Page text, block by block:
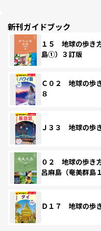
新刊ガイドブック
１５ 地球の歩
島①）３訂版
Ｃ０２ 地球の歩
８
Ｊ３３ 地球の歩
０２ 地球の歩
呂麻島（奄美群
Ｄ１７ 地球の歩